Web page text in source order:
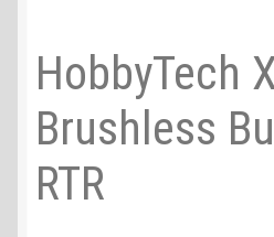
HobbyTech
Brushless
RTR